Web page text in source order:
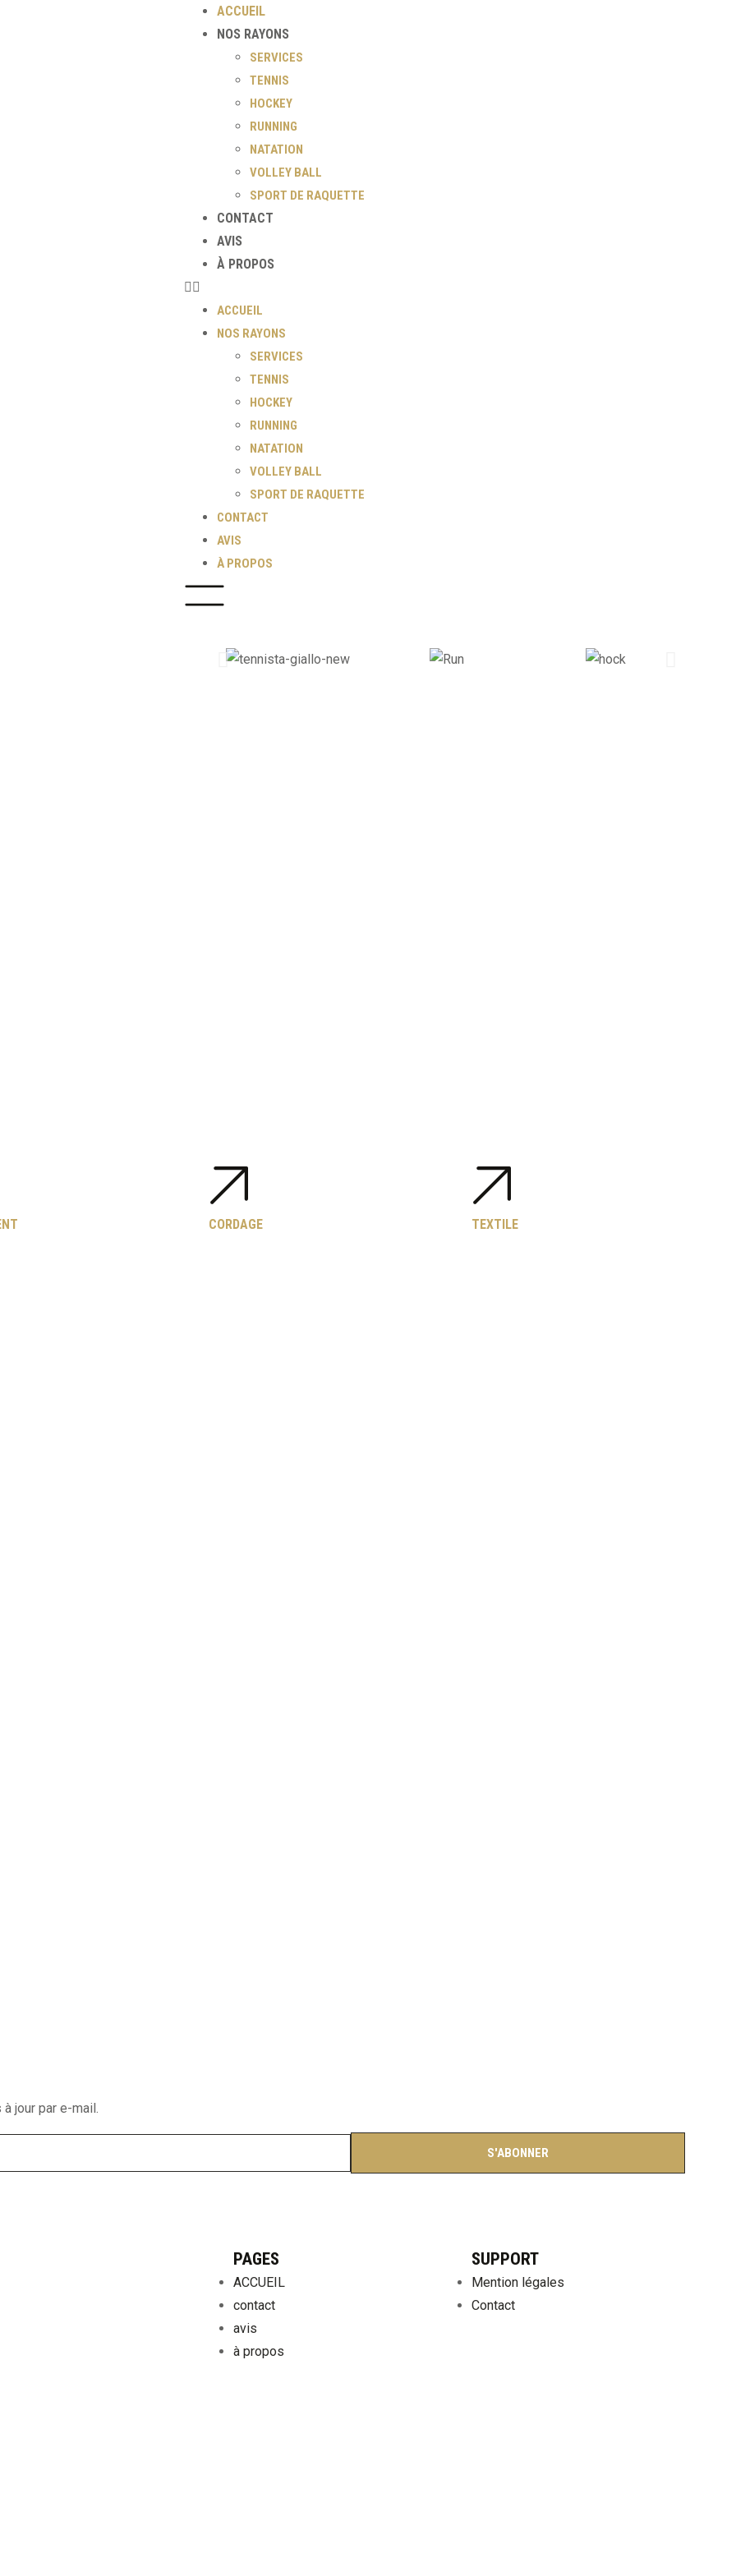
ACCUEIL
NOS RAYONS
SERVICES
TENNIS
HOCKEY
RUNNING
NATATION
VOLLEY BALL
SPORT DE RAQUETTE
CONTACT
AVIS
À PROPOS
ACCUEIL
NOS RAYONS
SERVICES
TENNIS
HOCKEY
RUNNING
NATATION
VOLLEY BALL
SPORT DE RAQUETTE
CONTACT
AVIS
À PROPOS
CORDAGE TEXTILE
jour par e-mail.
S'ABONNER
PAGES
ACCUEIL
contact
avis
à propos
SUPPORT
Mention légales
Contact